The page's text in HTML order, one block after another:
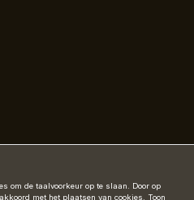
om de taalvoorkeur op te slaan. Door op
met het plaatsen van cookies. Toon